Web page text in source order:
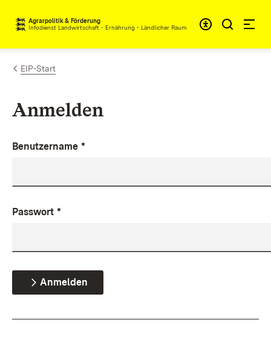
Zum Inhalt springen
Agrarpolitik & Förderung
Infodienst Landwirtschaft - Ernährung - Ländlicher Raum
EIP-Start
Anmelden
Benutzername *
Passwort *
Anmelden